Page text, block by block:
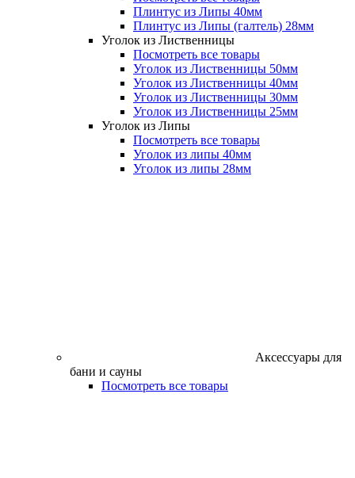
Плинтус из Липы 40мм
Плинтус из Липы (галтель) 28мм
Уголок из Лиственницы
Посмотреть все товары
Уголок из Лиственницы 50мм
Уголок из Лиственницы 40мм
Уголок из Лиственницы 30мм
Уголок из Лиственницы 25мм
Уголок из Липы
Посмотреть все товары
Уголок из липы 40мм
Уголок из липы 28мм
Аксессуары для
бани и сауны
Посмотреть все товары